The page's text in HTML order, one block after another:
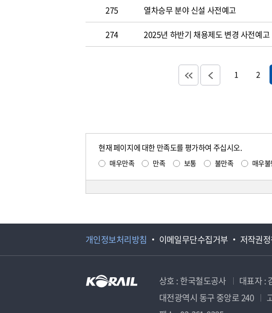
275
열차승무 분야 신설 사전예고
274 2025년 하반기 채용제도 변경 사전예고
1 2
현재 페이지에 대한 만족도를 평가하여 주십시오.
매우만족 만족 보통 불만족 매우
개인정보처리방침 이메일무단수집거부 저작권
상호 : 한국철도공사 대표자 :
대전광역시 동구 중앙로 240